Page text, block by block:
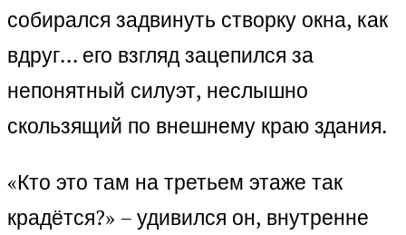
собирался задвинуть створку окна, как
вдруг… его взгляд зацепился за
непонятный силуэт, неслышно
скользящий по внешнему краю здания.
«Кто это там на третьем этаже так
крадётся?» – удивился он, внутренне